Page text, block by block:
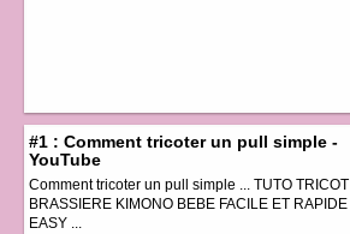
#1 : Comment tricoter un pull simple -
YouTube
Comment tricoter un pull simple ... TUTO TRICOT
BRASSIERE KIMONO BEBE FACILE ET RAPIDE
EASY ...